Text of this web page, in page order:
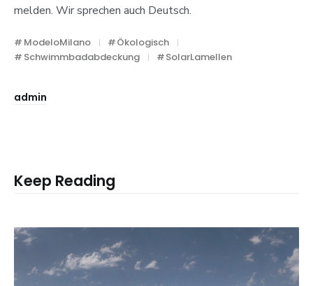
melden. Wir sprechen auch Deutsch.
ModeloMilano
Ökologisch
Schwimmbadabdeckung
SolarLamellen
admin
Keep Reading